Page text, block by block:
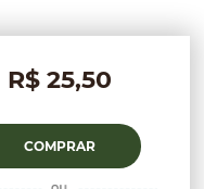
R$ 25,50
COMPRAR